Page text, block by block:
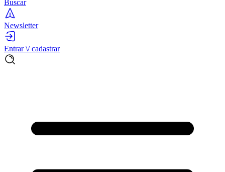
Buscar
Newsletter
Entrar \/ cadastrar